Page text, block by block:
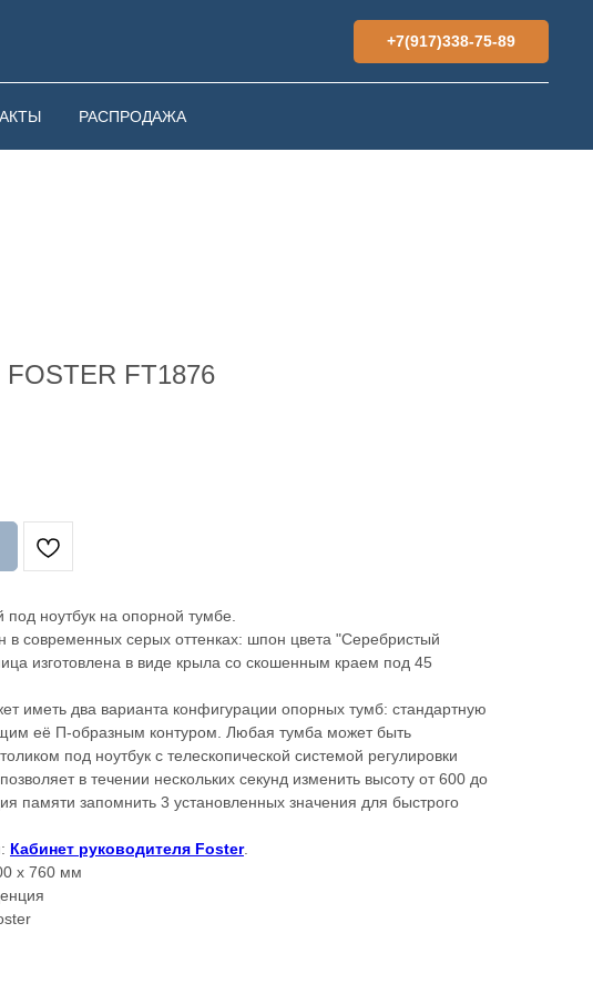
+7(917)338-75-89
РАСПРОДАЖА
FOSTER FT1876
под ноутбук на опорной тумбе.
в современных серых оттенках: шпон цвета "Серебристый
изготовлена в виде крыла со скошенным краем под 45
иметь два варианта конфигурации опорных тумб: стандартную
её П-образным контуром. Любая тумба может быть
под ноутбук с телескопической системой регулировки
в течении нескольких секунд изменить высоту от 600 до
памяти запомнить 3 установленных значения для быстрого
Кабинет руководителя Foster.
х 760 мм